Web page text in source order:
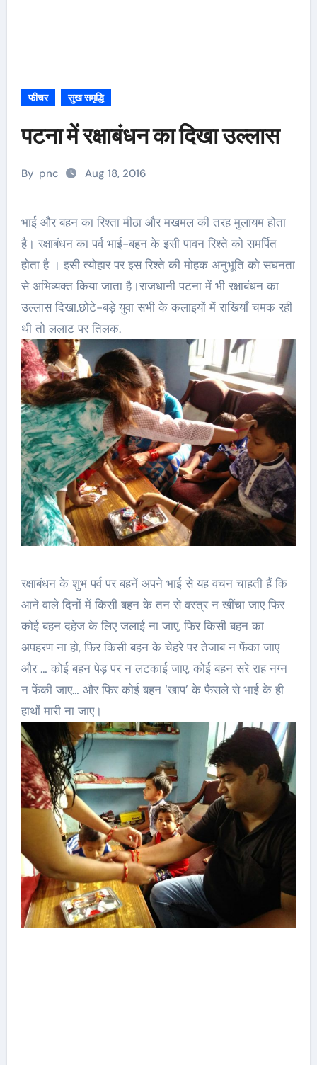
फीचर सुख समृद्धि
पटना में रक्षाबंधन का दिखा उल्लास
By pnc Aug 18, 2016
भाई और बहन का रिश्ता मीठा और मखमल की तरह मुलायम होता
है। रक्षाबंधन का पर्व भाई-बहन के इसी पावन रिश्ते को समर्पित
होता है । इसी त्योहार पर इस रिश्ते की मोहक अनुभूति को सघनता
से अभिव्यक्त किया जाता है।राजधानी पटना में भी रक्षाबंधन का
उल्लास दिखा.छोटे-बड़े युवा सभी के कलाइयों में राखियाँ चमक रही
थी तो ललाट पर तिलक.
रक्षाबंधन के शुभ पर्व पर बहनें अपने भाई से यह वचन चाहती हैं कि
आने वाले दिनों में किसी बहन के तन से वस्त्र न खींचा जाए फिर
कोई बहन दहेज के लिए जलाई ना जाए, फिर किसी बहन का
अपहरण ना हो, फिर किसी बहन के चेहरे पर तेजाब न फेंका जाए
और … कोई बहन पेड़ पर न लटकाई जाए, कोई बहन सरे राह नग्न
न फेंकी जाए… और फिर कोई बहन ‘खाप’ के फैसले से भाई के ही
हाथों मारी ना जाए।